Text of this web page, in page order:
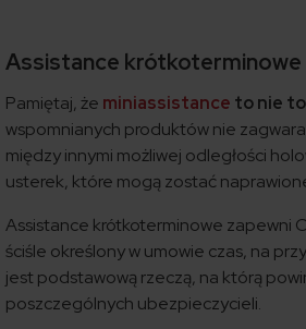
Assistance krótkoterminowe
Pamiętaj, że miniassistance to nie
wspomnianych produktów nie
między innymi możliwej odległości
usterek, które mogą zostać
Assistance krótkoterminowe zapewni
ściśle określony w umowie czas, na
jest podstawową rzeczą, na którą
poszczególnych ubezpieczycieli.